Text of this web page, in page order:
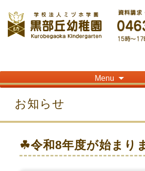
神奈川県平塚市の「学校法人ミヅホ学園黒部丘幼稚園
な住宅街にある静かな環境で幼児教育
Menu
to
content
お知らせ
☘令和8年度が始まり